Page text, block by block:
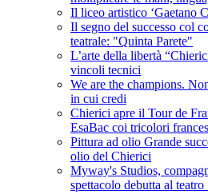
Il liceo artistico ‘Gaetano
Il segno del successo col
teatrale: "Quinta Parete"
L’arte della libertà
vincoli tecnici
We are the champions.
in cui credi
Chierici apre il Tour de
EsaBac coi tricolori
Pittura ad olio Grande
olio del Chierici
Myway's Studios,
spettacolo debutta al teatro